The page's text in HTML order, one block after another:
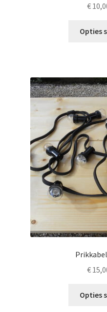
€
Opties
€
Opties